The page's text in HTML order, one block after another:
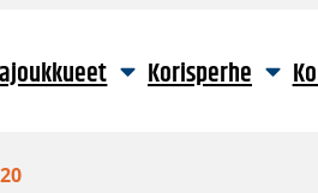
Korisperhe